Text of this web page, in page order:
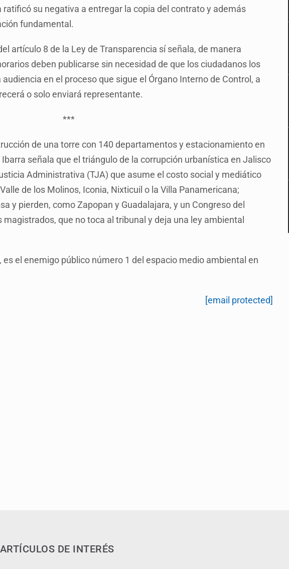
ratificó su negativa a entregar la copia del contrato y además
fundamental.
artículo 8 de la Ley de Transparencia sí señala, de manera
deben publicarse sin necesidad de que los ciudadanos los
en el proceso que sigue el Órgano Interno de Control, a
o solo enviará representante.
***
de una torre con 140 departamentos y estacionamiento en
señala que el triángulo de la corrupción urbanística en Jalisco
Administrativa (TJA) que asume el costo social y mediático
de los Molinos, Iconia, Nixticuil o la Villa Panamericana;
y pierden, como Zapopan y Guadalajara, y un Congreso del
que no toca al tribunal y deja una ley ambiental
es el enemigo público número 1 del espacio medio ambiental en
[email protected]
ARTÍCULOS DE INTERÉS